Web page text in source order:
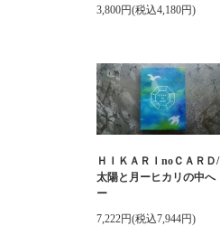
3,800円(税込4,180円)
ＨＩＫＡＲＩnoＣＡＲＤ/
太陽と月ーヒカリの中へ
ー
7,222円(税込7,944円)